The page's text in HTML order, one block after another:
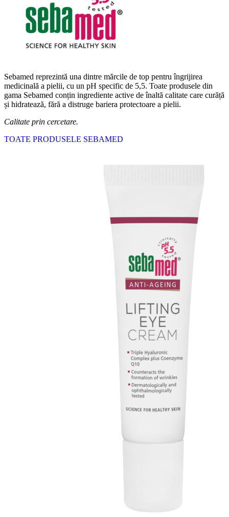
Sebamed reprezintă una dintre mărcile de top pentru îngrijirea
medicinală a pielii, cu un pH specific de 5,5. Toate produsele din
gama Sebamed conțin ingrediente active de înaltă calitate care curăță
și hidratează, fără a distruge bariera protectoare a pielii.
Calitate prin cercetare.
TOATE PRODUSELE SEBAMED